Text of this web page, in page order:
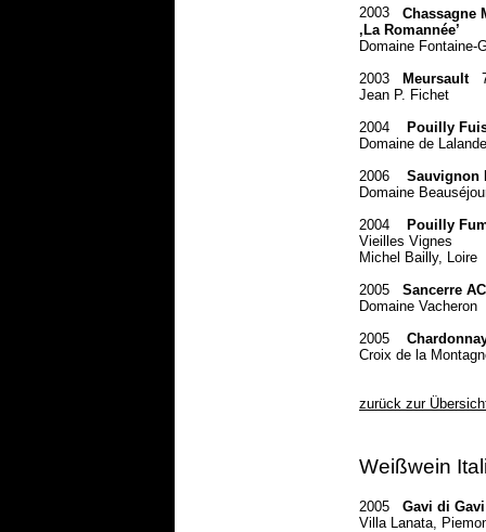
2003
Chassagne
‚La Romannée’
Domaine Fontaine-
2003
Meursault
Jean P. Fichet
2004
Pouilly
Domaine de
2006
Sauvignon
Domaine
2004
Pouilly
Vieilles Vignes
Michel Bailly, Loire
2005
Sancerre AC
Domaine Vacheron
2005
Croix de la
zurück zur
Weißwein
2005
Gavi di Gavi
Villa Lanata,